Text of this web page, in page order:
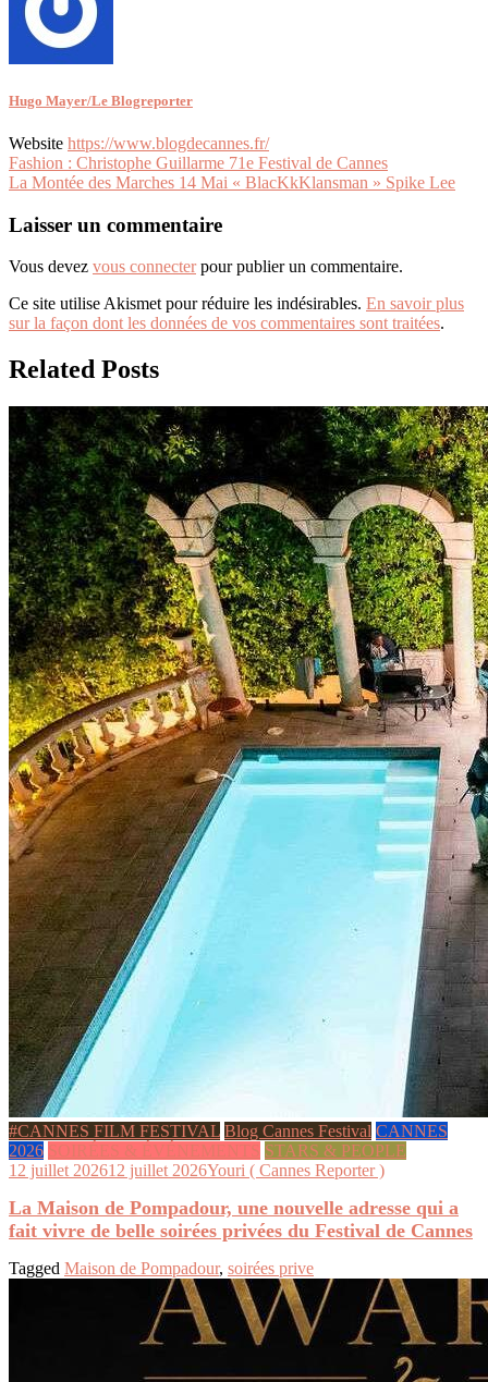
Hugo Mayer/Le Blogreporter
Website https://www.blogdecannes.fr/
Navigation
de
l’article
Fashion : Christophe Guillarme 71e Festival de Cannes
La Montée des Marches 14 Mai « BlacKkKlansman » Spike Lee
Laisser un commentaire
Vous devez vous connecterpour publier un commentaire.
Ce site utilise Akismet pour réduire les indésirables. En savoir plus
sur la façon dont les données de vos commentaires sont traitées.
Related Posts
#CANNES FILM FESTIVAL Blog Cannes Festival CANNES
2026 SOIRÉES & ÉVÉNEMENTS STARS & PEOPLE
12 juillet 202612 juillet 2026Youri ( Cannes Reporter )
La Maison de Pompadour, une nouvelle adresse qui a
fait vivre de belle soirées privées du Festival de Cannes
Tagged Maison de Pompadour, soirées prive